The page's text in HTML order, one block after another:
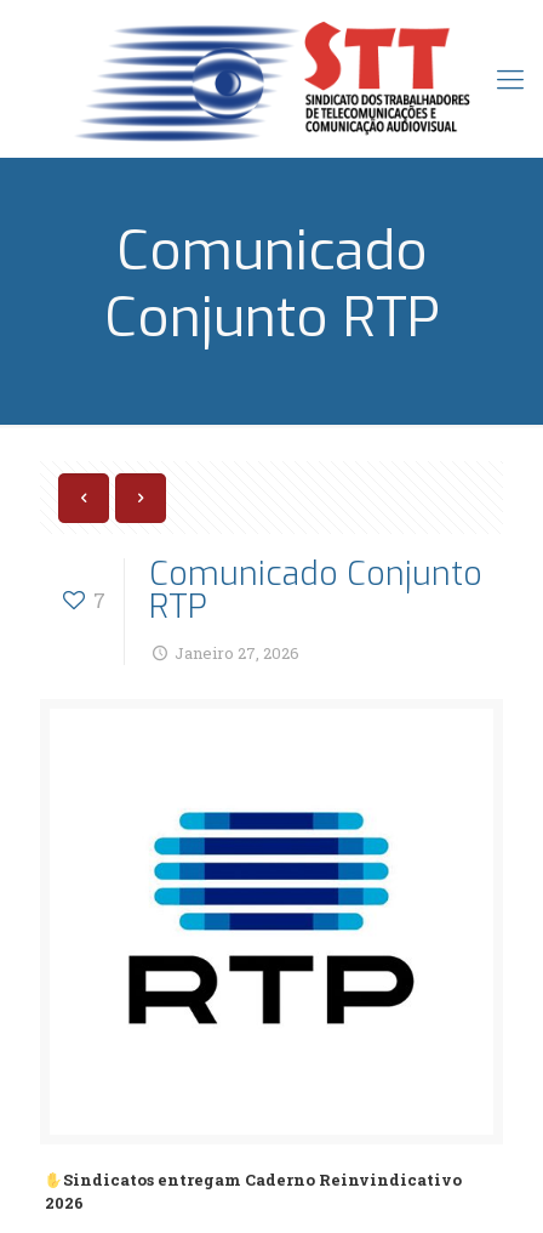
Comunicado
Conjunto RTP
7
Comunicado Conjunto
RTP
Janeiro 27, 2026
Sindicatos entregam Caderno Reinvindicativo
2026